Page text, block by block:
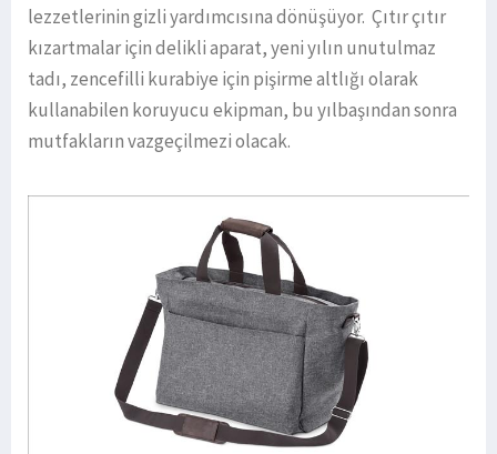
lezzetlerinin gizli yardımcısına dönüşüyor. Çıtır çıtır
kızartmalar için delikli aparat, yeni yılın unutulmaz
tadı, zencefilli kurabiye için pişirme altlığı olarak
kullanabilen koruyucu ekipman, bu yılbaşından sonra
mutfakların vazgeçilmezi olacak.